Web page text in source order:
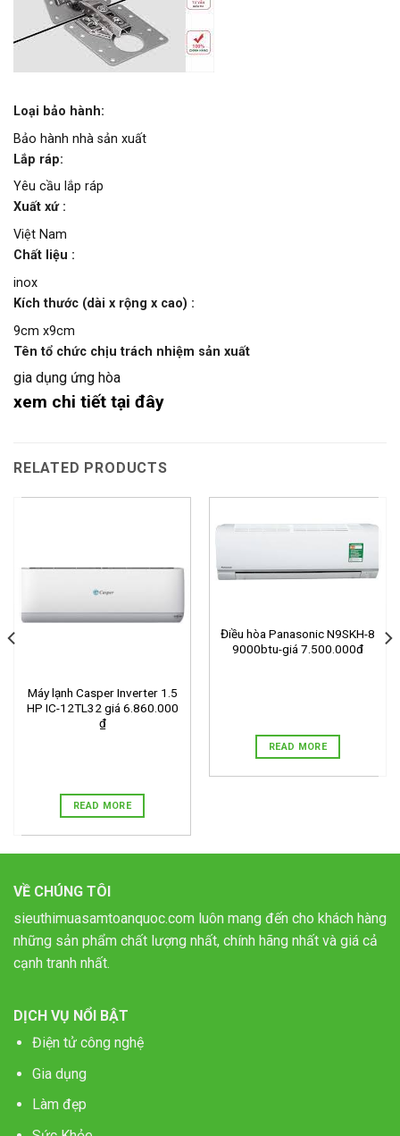
Loại bảo hành:
Bảo hành nhà sản xuất
Lắp ráp:
Yêu cầu lắp ráp
Xuất xứ :
Việt Nam
Chất liệu :
inox
Kích thước (dài x rộng x cao) :
9cm x9cm
Tên tổ chức chịu trách nhiệm sản xuất
gia dụng ứng hòa
xem chi tiết tại đây
RELATED PRODUCTS
Máy lạnh Casper Inverter 1.5
HP IC-12TL32 giá 6.860.000
₫
READ MORE
Điều hòa Panasonic N9SKH-8
9000btu-giá 7.500.000đ
READ MORE
VỀ CHÚNG TÔI
sieuthimuasamtoanquoc.com luôn mang đến cho khách hàng
những sản phẩm chất lượng nhất, chính hãng nhất và giá cả
cạnh tranh nhất.
DỊCH VỤ NỔI BẬT
Điện tử công nghệ
Gia dụng
Làm đẹp